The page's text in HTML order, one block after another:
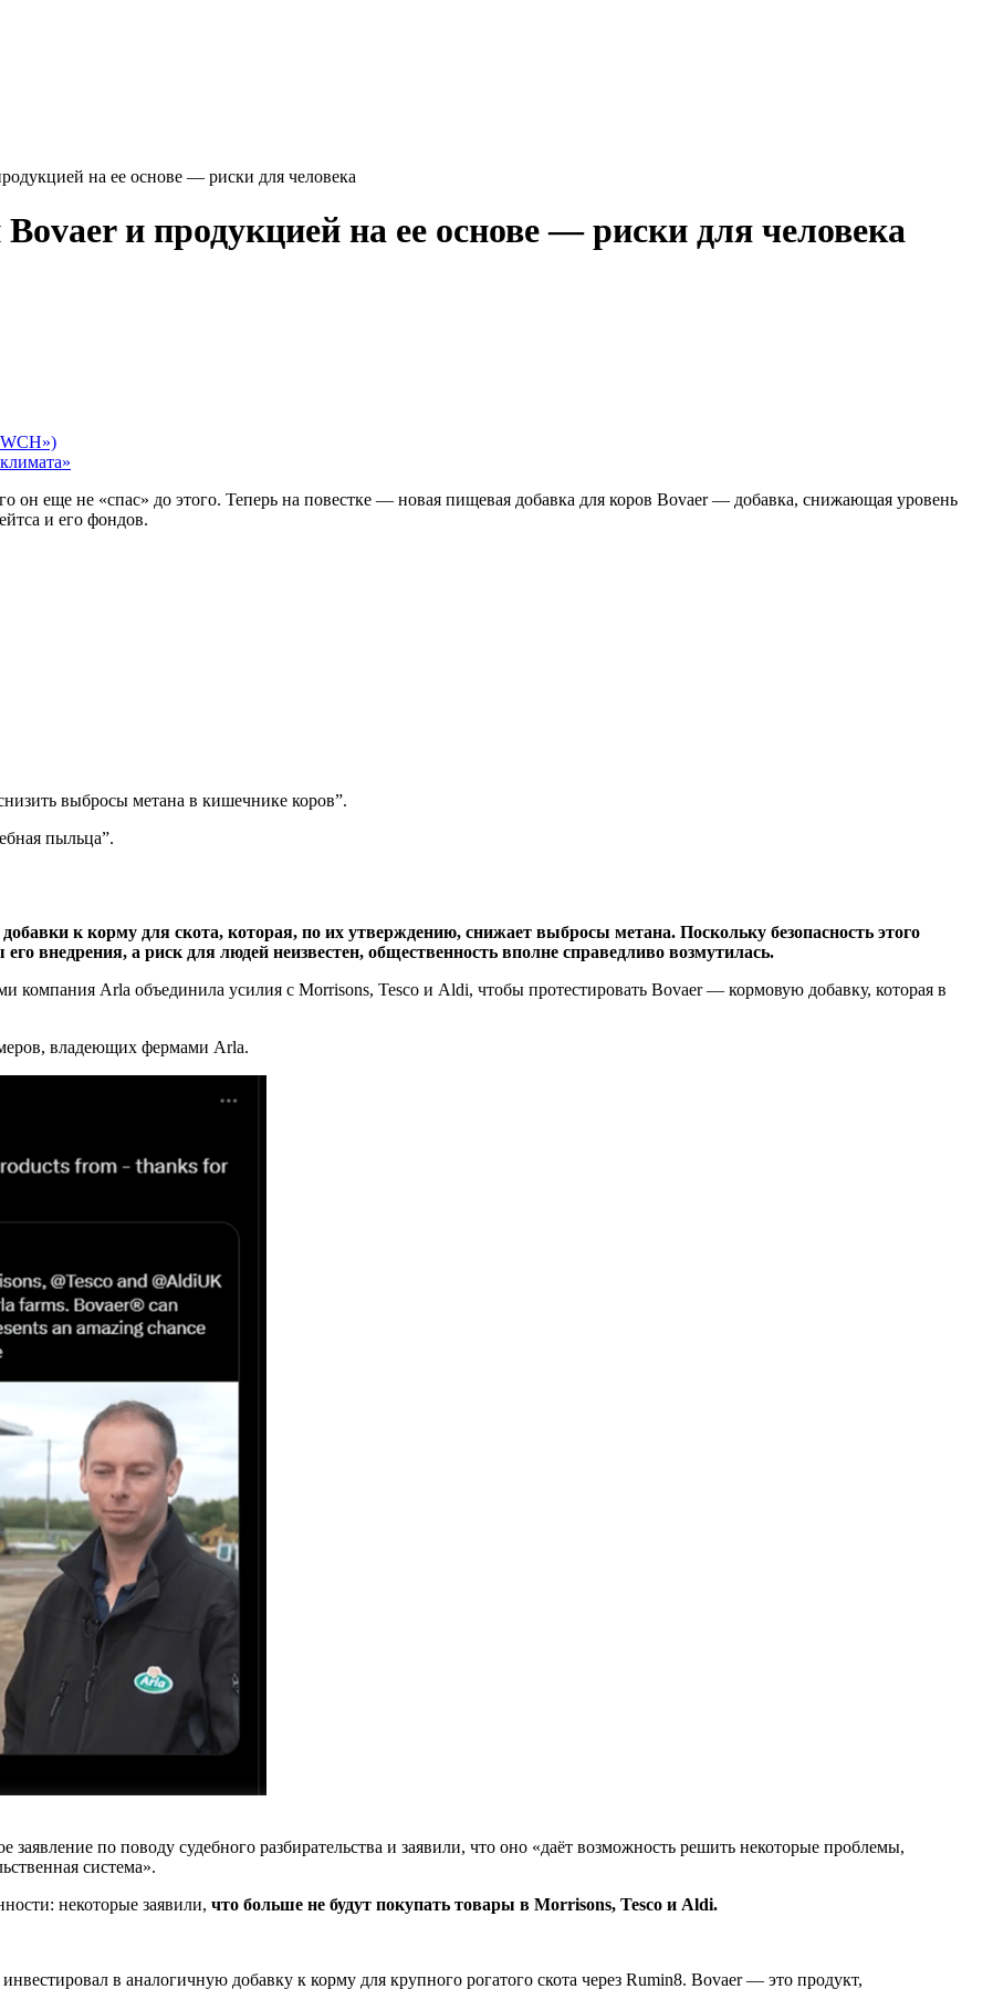
на ее основе — риски для человека
и продукцией на ее основе — риски для человека
он еще не «спас» до этого. Теперь на повестке — новая пищевая добавка для коров Bovaer — добавка, снижающая уровень
и его фондов.
выбросы метана в кишечнике коров”.
пыльца”.
к корму для скота, которая, по их утверждению, снижает выбросы метана. Поскольку безопасность этого
внедрения, а риск для людей неизвестен, общественность вполне справедливо возмутилась.
компания Arla объединила усилия с Morrisons, Tesco и Aldi, чтобы протестировать Bovaer — кормовую добавку, которая в
владеющих фермами Arla.
заявление по поводу судебного разбирательства и заявили, что оно «даёт возможность решить некоторые проблемы,
система».
некоторые заявили, что больше не будут покупать товары в Morrisons, Tesco и Aldi.
в аналогичную добавку к корму для крупного рогатого скота через Rumin8. Bovaer — это продукт,